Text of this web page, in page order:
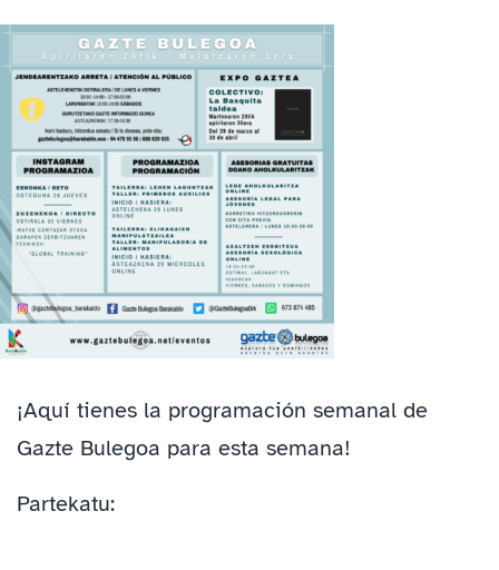
¡Aquí tienes la programación semanal de
Gazte Bulegoa para esta semana!
Partekatu: